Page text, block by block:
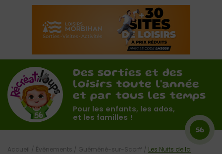
Des sorties et des
loisirs toute l'année
et par tous les temps
Pour les enfants, les ados,
et les familles !
56
Accueil / Évènements / Guéméné-sur-Scorff / Les Nuits de la